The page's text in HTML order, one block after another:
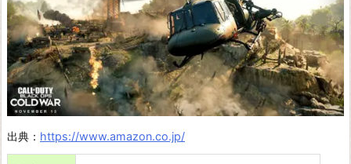
出典： https://www.amazon.co.jp/